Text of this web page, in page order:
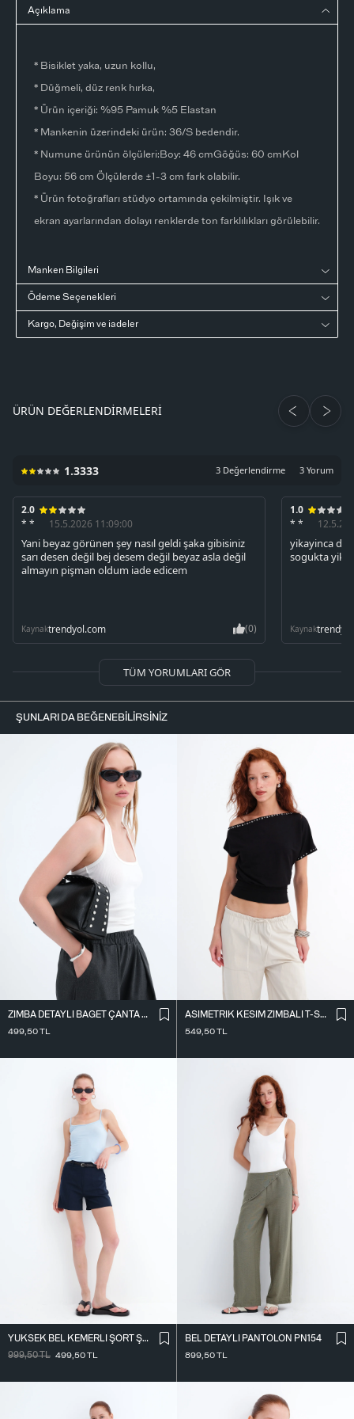
Açıklama
* Bisiklet yaka, uzun kollu,
* Düğmeli, düz renk hırka,
* Ürün içeriği: %95 Pamuk %5 Elastan
* Mankenin üzerindeki ürün: 36/S bedendir.
* Numune ürünün ölçüleri:Boy: 46 cmGöğüs: 60 cmKol
Boyu: 56 cm Ölçülerde ±1-3 cm fark olabilir.
* Ürün fotoğrafları stüdyo ortamında çekilmiştir. Işık ve
ekran ayarlarından dolayı renklerde ton farklılıkları görülebilir.
Manken Bilgileri
Ödeme Seçenekleri
Kargo, Değişim ve iadeler
ÜRÜN DEĞERLENDIRMELERI
1.3333 3 Değerlendirme 3 Yorum
2.0
* *
15.5.2026 11:09:00
Yani beyaz görünen şey nasıl geldi şaka gibisiniz
sarı desen değil bej desem değil beyaz asla değil
almayın pişman oldum iade edicem
Kaynaktrendyol.com (0)
1.0
* *
yikayinca
sogukta
Kaynak
TÜM YORUMLARI GÖR
ŞUNLARI DA BEĞENEBILIRSINIZ
ZIMBA DETAYLI BAGET ÇANTA Ç1063
499,50TL
ASIMETRIK KESIM ZIMBALI T-SHIRT P0994
549,50TL
YÜKSEK BEL KEMERLI ŞORT Ş02336
999,50TL 499,50TL
BEL DETAYLI PANTOLON PN154
899,50TL